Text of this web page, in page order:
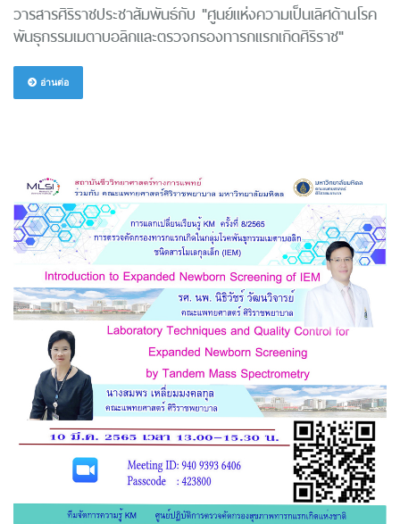
วารสารศิริราชประชาสัมพันธ์กับ "ศูนย์แห่งความเป็นเลิศด้านโรค
พันธุกรรมเมตาบอลิกและตรวจกรองทารกแรกเกิดศิริราช"
อ่านต่อ